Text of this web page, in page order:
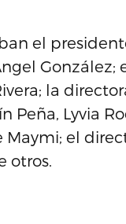
el
la
Peña, Lyvia
el
otros.